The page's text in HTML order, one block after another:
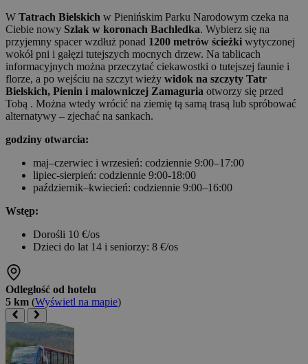
W Tatrach Bielskich w Pienińskim Parku Narodowym czeka na
Ciebie nowy Szlak w koronach Bachledka. Wybierz się na
przyjemny spacer wzdłuż ponad 1200 metrów ścieżki wytyczonej
wokół pni i gałęzi tutejszych mocnych drzew. Na tablicach
informacyjnych można przeczytać ciekawostki o tutejszej faunie i
florze, a po wejściu na szczyt wieży widok na szczyty Tatr
Bielskich, Pienin i malowniczej Zamaguria otworzy się przed
Tobą . Można wtedy wrócić na ziemię tą samą trasą lub spróbować
alternatywy – zjechać na sankach.
godziny otwarcia:
maj–czerwiec i wrzesień: codziennie 9:00–17:00
lipiec-sierpień: codziennie 9:00-18:00
październik–kwiecień: codziennie 9:00–16:00
Wstęp:
Dorośli 10 €/os
Dzieci do lat 14 i seniorzy: 8 €/os
Odległość od hotelu
5 km (Wyświetl na mapie)